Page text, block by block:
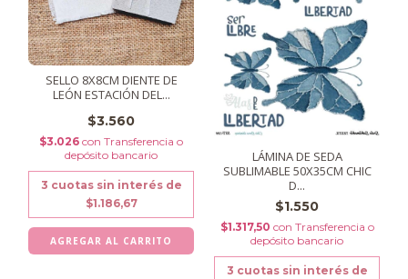
SELLO 8X8CM DIENTE DE
LEÓN ESTACIÓN DEL...
$3.560
$3.026 con Transferencia o
depósito bancario
3 cuotas sin interés de
$1.186,67
LÁMINA DE SEDA
SUBLIMABLE 50X35CM CHIC
D...
$1.550
$1.317,50 con Transferencia o
depósito bancario
3 cuotas sin interés de